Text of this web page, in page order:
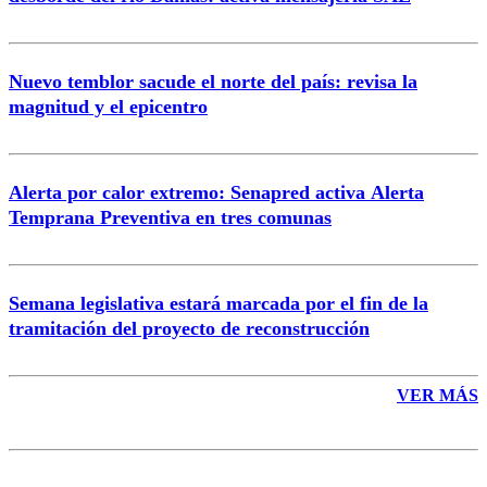
Nuevo temblor sacude el norte del país: revisa la
magnitud y el epicentro
Alerta por calor extremo: Senapred activa Alerta
Temprana Preventiva en tres comunas
Semana legislativa estará marcada por el fin de la
tramitación del proyecto de reconstrucción
VER MÁS